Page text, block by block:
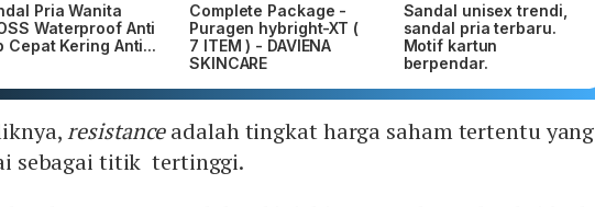
Pria Wanita
Waterproof Anti
Cepat Kering Anti...
Complete Package -
Puragen hybright-XT (
7 ITEM ) - DAVIENA
SKINCARE
Sandal unisex trendi,
sandal pria terbaru.
Motif kartun
berpendar.
resistanceadalah tingkat harga saham tertentu yang
sebagai titik tertinggi.